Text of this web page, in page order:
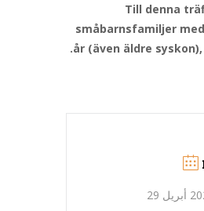
Till denna
småbarnsfamiljer
år (även äldre
29